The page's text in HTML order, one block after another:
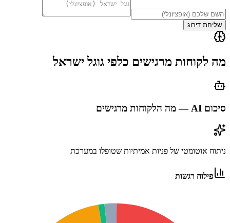
שליחת דירוג
מה לקוחות מרגישים כלפי גוגל ישראל
סיכום AI — מה הלקוחות מרגישים
ניתוח אוטומטי של פניות אמיתיות שטופלו במערכת
פילוח רגשות